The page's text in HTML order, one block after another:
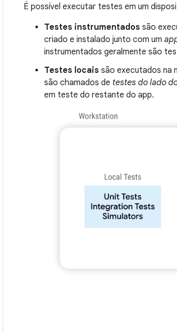
É possível executar testes em um
Testes instrumentados são
criado e instalado junto com um
instrumentados geralmente são
Testes locais são executados na
são chamados de testes do lado
em teste do restante do app.